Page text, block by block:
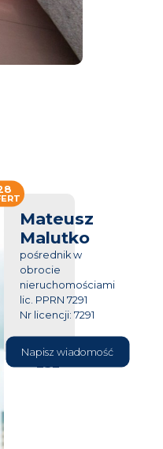
Mateusz
Malutko
pośrednik w
obrocie
nieruchomościami
lic. PPRN 7291
Nr licencji: 7291
604 177
232
Napisz wiadomość